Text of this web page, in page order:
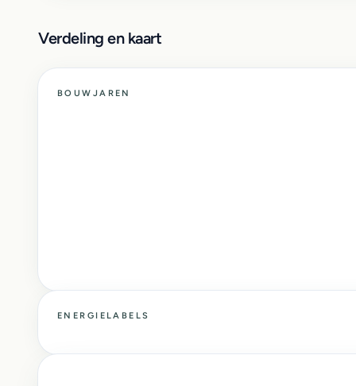
Verdeling en kaart
BOUWJAREN
ENERGIELABELS